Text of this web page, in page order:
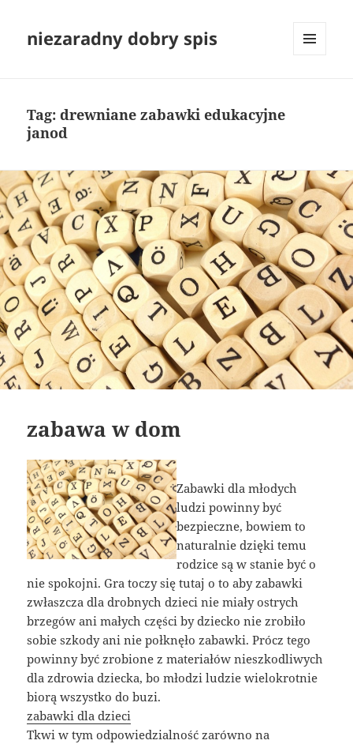
niezaradny dobry spis
Tag:drewniane zabawki edukacyjne
janod
zabawa w dom
Zabawki dla młodych
ludzi powinny być
bezpieczne, bowiem to
naturalnie dzięki temu
rodzice są w stanie być o
nie spokojni. Gra toczy się tutaj o to aby zabawki
zwłaszcza dla drobnych dzieci nie miały ostrych
brzegów ani małych części by dziecko nie zrobiło
sobie szkody ani nie połknęło zabawki. Prócz tego
powinny być zrobione z materiałów nieszkodliwych
dla zdrowia dziecka, bo młodzi ludzie wielokrotnie
biorą wszystko do buzi.
zabawki dla dzieci
Tkwi w tym odpowiedzialność zarówno na